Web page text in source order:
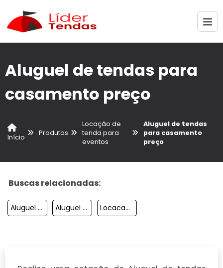
Aluguel de tendas para
casamento preço
Início
Produtos
Locação de
tenda para
eventos
Aluguel de tendas
para casamento
preço
Buscas relacionadas:
Aluguel De Tendas Para Casamento Em Campinas Aluguel De Ar Condicionado Para Tendas Locacao De Tendas Para Eventos Campinas